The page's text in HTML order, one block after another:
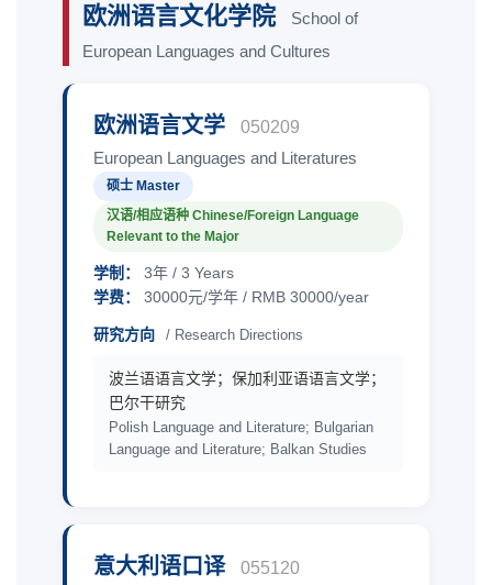
欧洲语言文化学院
School of
European Languages and Cultures
欧洲语言文学
050209
European Languages and Literatures
硕士 Master
汉语/相应语种 Chinese/Foreign Language
Relevant to the Major
学制：
3年 / 3 Years
学费：
30000元/学年 / RMB 30000/year
研究方向 / Research Directions
波兰语语言文学；保加利亚语语言文学；
巴尔干研究
Polish Language and Literature; Bulgarian
Language and Literature; Balkan Studies
意大利语口译
055120